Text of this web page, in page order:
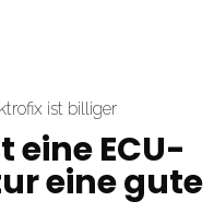
ist billiger
eine ECU-
eine gute